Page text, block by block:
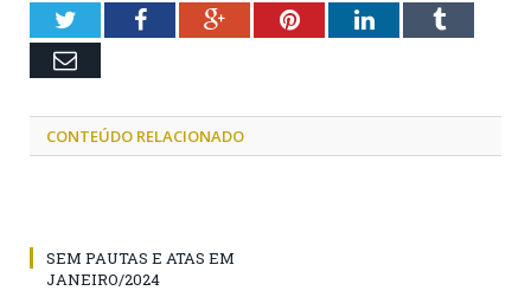
TwitterFacebookGoogle+PinterestLinkedInTumblr
Email
CONTEÚDO RELACIONADO
SEM PAUTAS E ATAS EM
JANEIRO/2024